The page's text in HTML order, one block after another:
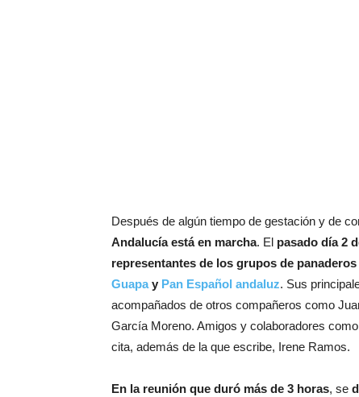
Después de algún tiempo de gestación y de
Andalucía está en marcha. El pasado día 2
representantes de los grupos de
Guapay Pan Español andaluz. Sus
acompañados de otros compañeros como
García Moreno. Amigos y colaboradores
cita, además de la que escribe, Irene Ramos.
En la reunión que duró más de 3 horas, se